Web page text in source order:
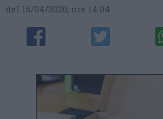
del 16/04/2020, ore 14:04